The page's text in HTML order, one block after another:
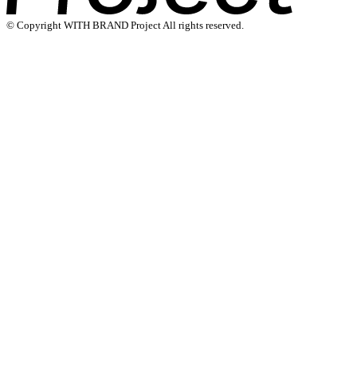
© Copyright WITH BRAND Project All rights reserved.